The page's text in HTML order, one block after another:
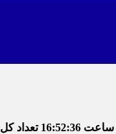
ساعت 16:52:37 تعداد کل